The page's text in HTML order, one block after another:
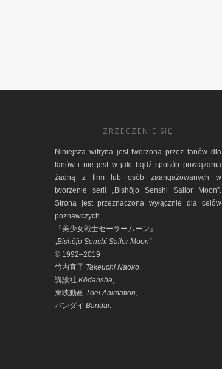
ZRZECZENIE SIĘ
Niniejsza witryna jest tworzona przez fanów dla
fanów i nie jest w jaki bądź sposób powiązania
żadną z firm lub osób zaangażowanych w
tworzenie serii „Bishōjo Senshi Sailor Moon”.
Strona jest przeznaczona wyłącznie dla celów
poznawczych.
『美少女戦士セーラームーン』
„Bishōjo Senshi Sailor Moon”
© 1992–2019
竹内直子 Takeuchi Naoko,
講談社 Kōdansha,
東映動画 Tōei Animation,
バンダイ Bandai.